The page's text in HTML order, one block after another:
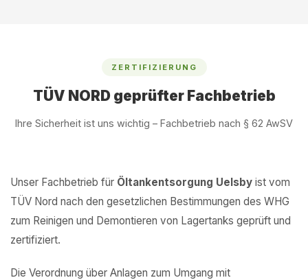
ZERTIFIZIERUNG
TÜV NORD geprüfter Fachbetrieb
Ihre Sicherheit ist uns wichtig – Fachbetrieb nach § 62 AwSV
Unser Fachbetrieb für Öltankentsorgung Uelsby ist vom
TÜV Nord nach den gesetzlichen Bestimmungen des WHG
zum Reinigen und Demontieren von Lagertanks geprüft und
zertifiziert.
Die Verordnung über Anlagen zum Umgang mit